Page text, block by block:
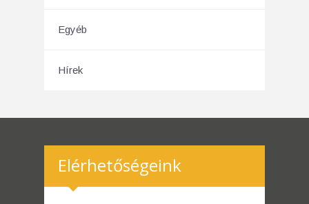
Egyéb
Hírek
Elérhetőségeink